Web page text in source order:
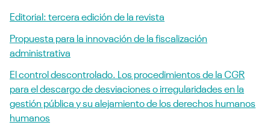
Editorial: tercera edición de la revista
Propuesta para la innovación de la fiscalización
administrativa
El control descontrolado. Los procedimientos de la CGR
para el descargo de desviaciones o irregularidades en la
gestión pública y su alejamiento de los derechos humanos
humanos